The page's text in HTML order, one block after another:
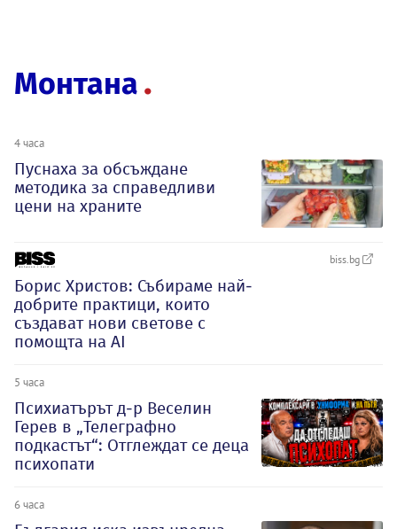
Монтана
4 часа
Пуснаха за обсъждане
методика за справедливи
цени на храните
biss.bg
Борис Христов: Събираме най-
добрите практици, които
създават нови светове с
помощта на AI
5 часа
Психиатърът д-р Веселин
Герев в „Телеграфно
подкастът“: Отглеждат се деца
психопати
6 часа